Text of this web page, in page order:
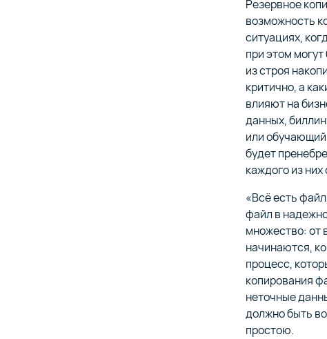
Резервное
возможность
ситуациях,
при этом
из строя
критично, а
влияют на
данных,
или
будет
каждого из
«Всё есть
файл в
множество: от
начинаются,
процесс,
копирования
неточные
должно быть
простою.